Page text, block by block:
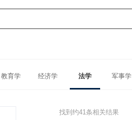
教育学 经济学 法学 军事学
找到约41条相关结果